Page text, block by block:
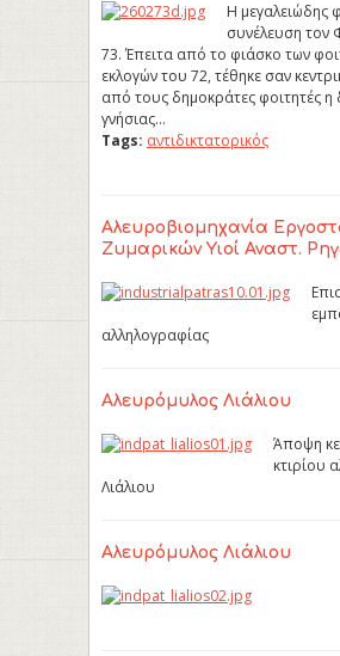
Η μεγαλειώδης
συνέλευση τον
73. Έπειτα από το φιάσκο των
εκλογών του 72, τέθηκε σαν
από τους δημοκράτες φοιτητές η
γνήσιας…
Tags: αντιδικτατορικός
Αλευροβιομηχανία
Ζυμαρικών Υιοί Αναστ.
αλληλογραφίας
Αλευρόμυλος Λιάλιου
Άποψη
κτιρίου
Λιάλιου
Αλευρόμυλος Λιάλιου